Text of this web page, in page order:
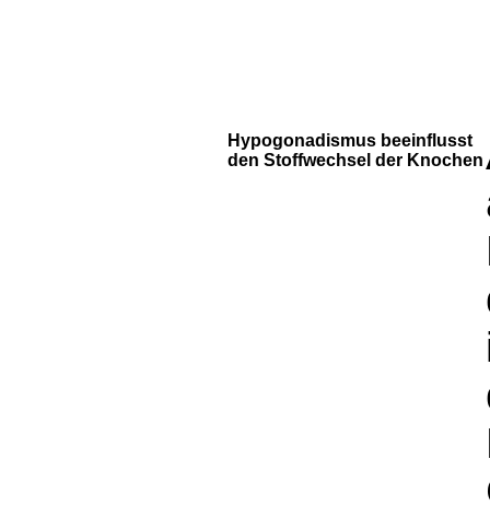
Hypogonadismus beeinflusst
den Stoffwechsel der Knochen